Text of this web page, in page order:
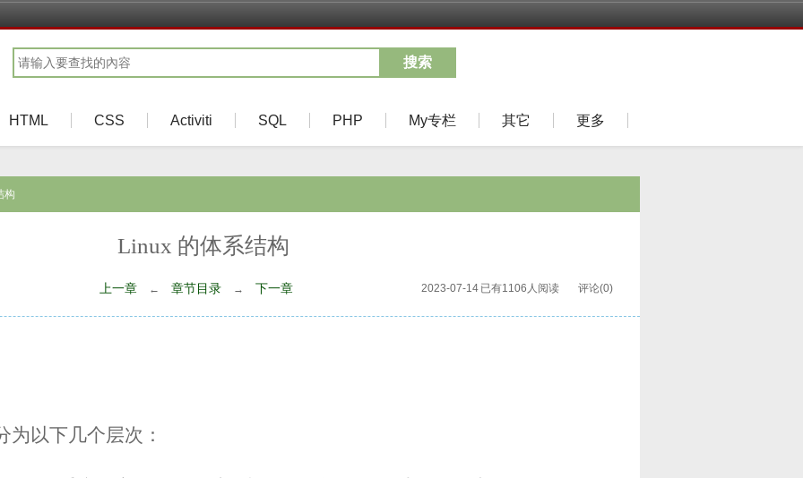
搜索
HTML CSS Activiti SQL PHP My专栏 其它 更多
构
Linux 的体系结构
上一章 ← 章节目录 → 下一章 2023-07-14 已有1106人阅读 评论(0)
以下几个层次：